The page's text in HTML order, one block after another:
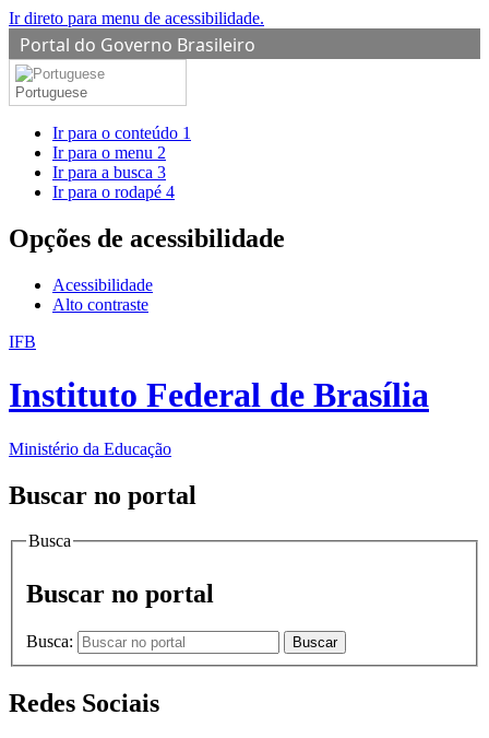
Ir direto para menu de acessibilidade.
Portal do Governo Brasileiro
Portuguese
Ir para o conteúdo 1
Ir para o menu 2
Ir para a busca 3
Ir para o rodapé 4
Opções de acessibilidade
Acessibilidade
Alto contraste
IFB
Instituto Federal de Brasília
Ministério da Educação
Buscar no portal
Busca
Buscar no portal
Busca: Buscar
Redes Sociais